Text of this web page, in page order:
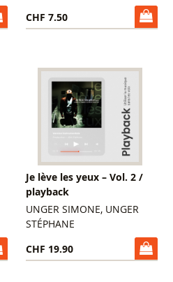
CHF 7.50
Je lève les yeux – Vol. 2 /
playback
UNGER SIMONE, UNGER
STÉPHANE
CHF 19.90